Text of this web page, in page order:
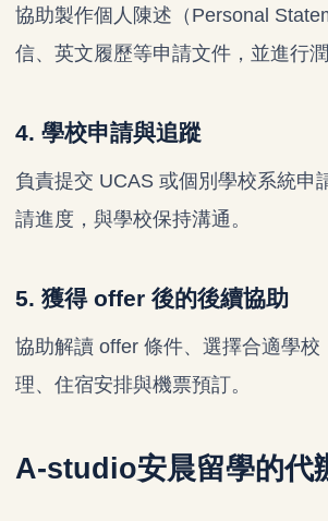
協助製作個人陳述（Personal
信、英文履歷等申請文件，並進行
4. 學校申請與追蹤
負責提交 UCAS 或個別學校系統申
請進度，與學校保持溝通。
5. 獲得 offer 後的後續協助
協助解讀 offer 條件、選擇合適學校
理、住宿安排與機票預訂。
A-studio安晨留學的代